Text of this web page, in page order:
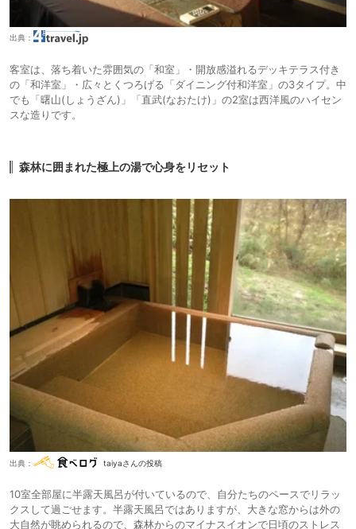
出典：
客室は、落ち着いた雰囲気の「和室」・開放感溢れるデッキテラス付き
の「和洋室」・広々とくつろげる「ダイニング付和洋室」の3タイプ。中
でも「曙山(しょうざん)」「直武(なおたけ)」の2室は西洋風のハイセン
スな造りです。
森林に囲まれた極上の湯で心身をリセット
出典： taiyaさんの投稿
10室全部屋に半露天風呂が付いているので、自分たちのペースでリラッ
クスして過ごせます。半露天風呂ではありますが、大きな窓からは外の
大自然が眺められるので、森林からのマイナスイオンで日頃のストレス